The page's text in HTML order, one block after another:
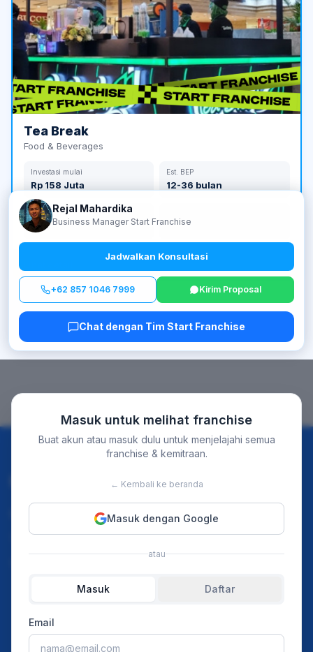
Rejal Mahardika
Business Manager Start Franchise
Jadwalkan Konsultasi
+62 857 1046 7999 Kirim Proposal
Chat dengan Tim Start Franchise
Tea Break
Food & Beverages
Investasi mulai
Rp 158 Juta
Est. BEP
12-36 bulan
Jumlah Outlet
210 outlet 2017
Masuk untuk melihat franchise
Buat akun atau masuk dulu untuk menjelajahi semua
franchise & kemitraan.
← Kembali ke beranda
Masuk dengan Google
atau
Masuk Daftar
Email
TikTok
For Business
Home
Our Event
Ads Pricing